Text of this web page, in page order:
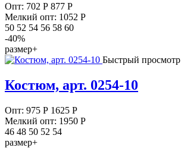
Опт: 702 Р 877 Р
Мелкий опт: 1052 Р
50 52 54 56 58 60
-40%
размер+
Быстрый просмотр
Костюм, арт. 0254-10
Опт: 975 Р 1625 Р
Мелкий опт: 1950 Р
46 48 50 52 54
размер+